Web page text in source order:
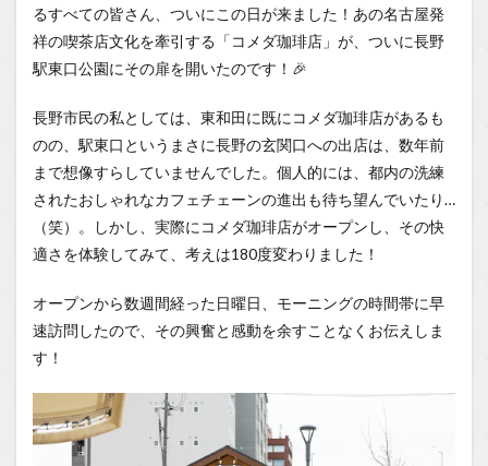
1.0.1
賑わい
に、変
安心
感。コ
メダ珈
琲店の
魅力
1.0.2
衝撃の
席」！
まるで
適空間
1.0.3
るすべての皆さん、ついにこの日が来ました！あの名古屋発
祥の喫茶店文化を牽引する「コメダ珈琲店」が、ついに長野
駅東口公園にその扉を開いたのです！🎉
長野市民の私としては、東和田に既にコメダ珈琲店があるも
のの、駅東口というまさに長野の玄関口への出店は、数年前
まで想像すらしていませんでした。個人的には、都内の洗練
されたおしゃれなカフェチェーンの進出も待ち望んでいたり…
（笑）。しかし、実際にコメダ珈琲店がオープンし、その快
適さを体験してみて、考えは180度変わりました！
オープンから数週間経った日曜日、モーニングの時間帯に早
速訪問したので、その興奮と感動を余すことなくお伝えしま
す！